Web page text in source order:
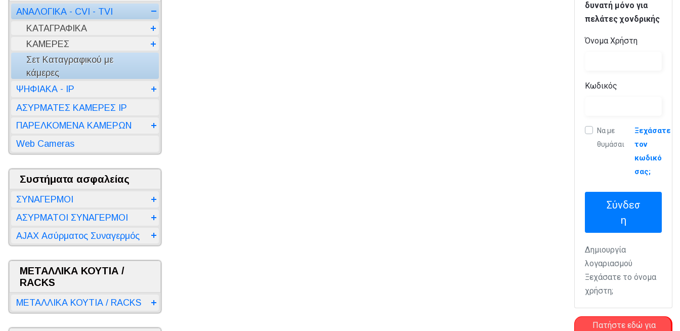
ΑΝΑΛΟΓΙΚΑ - CVI - TVI
ΚΑΤΑΓΡΑΦΙΚΑ
ΚΑΜΕΡΕΣ
Σετ Καταγραφικού με
κάμερες
ΨΗΦΙΑΚΑ - IP
ΑΣΥΡΜΑΤΕΣ ΚΑΜΕΡΕΣ IP
ΠΑΡΕΛΚΟΜΕΝΑ ΚΑΜΕΡΩΝ
Web Cameras
Συστήματα ασφαλείας
ΣΥΝΑΓΕΡΜΟΙ
ΑΣΥΡΜΑΤΟΙ ΣΥΝΑΓΕΡΜΟΙ
AJAX Ασύρματος Συναγερμός
ΜΕΤΑΛΛΙΚΑ ΚΟΥΤΙΑ /
RACKS
ΜΕΤΑΛΛΙΚΑ ΚΟΥΤΙΑ / RACKS
δυνατή μόνο για
πελάτες χονδρικής
Όνομα Χρήστη
Κωδικός
Να με
θυμάσαι
Ξεχάσατε
τον
κωδικό
σας;
Σύνδεσ
η
Δημιουργία
λογαριασμού
Ξεχάσατε το όνομα
χρήστη;
Πατήστε εδώ για